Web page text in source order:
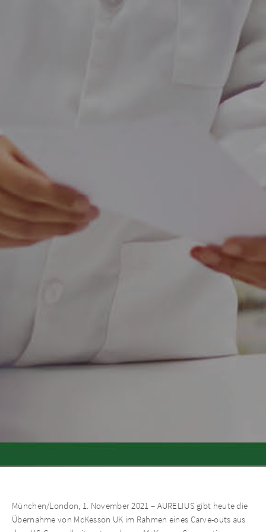
München/London, 1. November 2021 – AURELIUS gibt heute die
Übernahme von McKesson UK im Rahmen eines Carve-outs aus